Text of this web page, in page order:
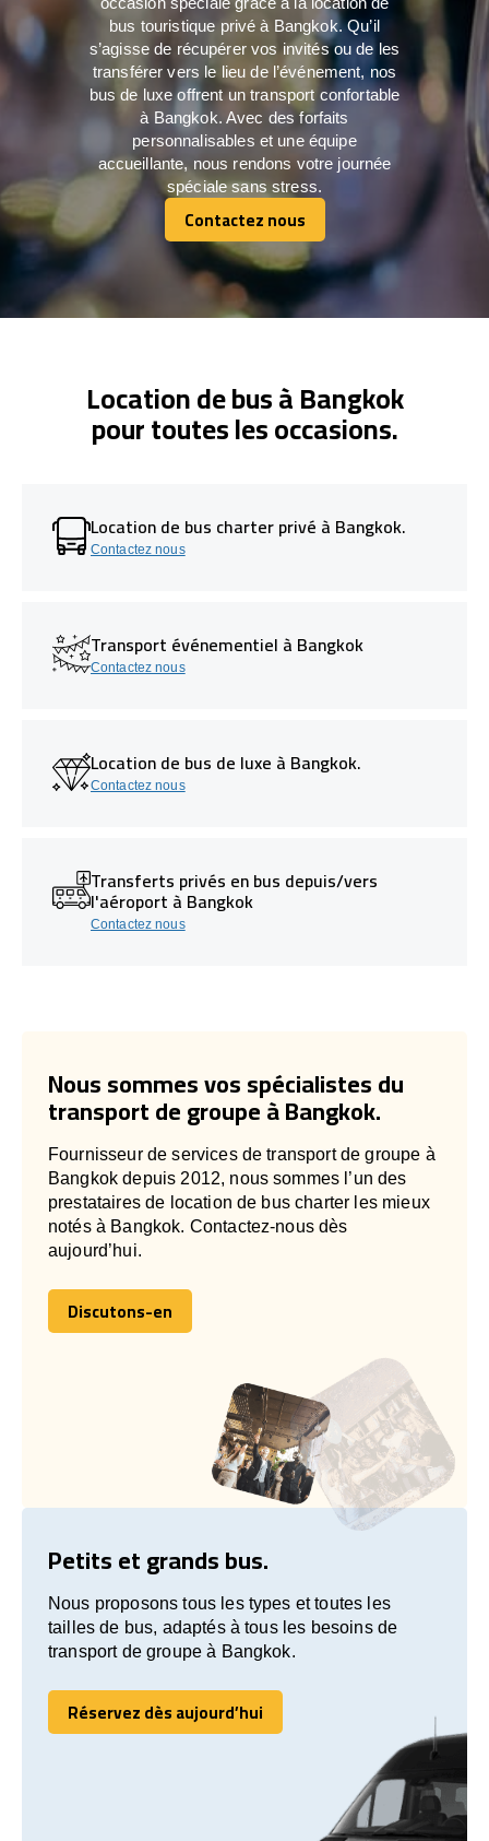
bus touristique privé à Bangkok. Qu’il
s’agisse de récupérer vos invités ou de les
transférer vers le lieu de l’événement, nos
bus de luxe offrent un transport confortable
à Bangkok. Avec des forfaits
personnalisables et une équipe
accueillante, nous rendons votre journée
spéciale sans stress.
Contactez nous
Contactez nous
Location de bus à Bangkok
pour toutes les occasions.
Location de bus charter privé à Bangkok.
Contactez nous
Transport événementiel à Bangkok
Contactez nous
Location de bus de luxe à Bangkok.
Contactez nous
Transferts privés en bus depuis/vers
l'aéroport à Bangkok
Contactez nous
Nous sommes vos spécialistes du
transport de groupe à Bangkok.
Fournisseur de services de transport de groupe à
Bangkok depuis 2012, nous sommes l’un des
prestataires de location de bus charter les mieux
notés à Bangkok. Contactez-nous dès
aujourd’hui.
Discutons-en
Discutons-en
Petits et grands bus.
Nous proposons tous les types et toutes les
tailles de bus, adaptés à tous les besoins de
transport de groupe à Bangkok.
Réservez dès aujourd’hui
Réservez dès aujourd’hui